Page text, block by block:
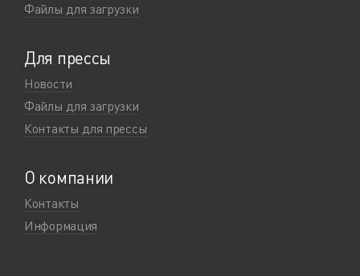
Файлы для загрузки
Для прессы
Новости
Файлы для загрузки
Контакты для прессы
О компании
Контакты
Информация